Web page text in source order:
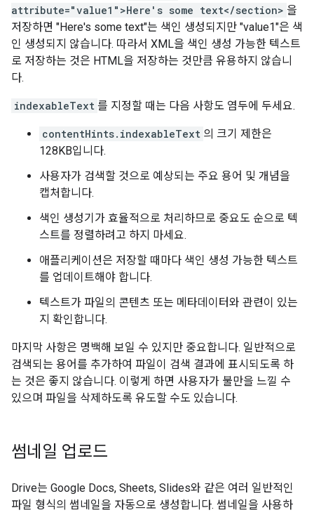
attribute="value1">Here's some text</section> 을
저장하면 "Here's some text"는 색인 생성되지만 "value1"은 색
인 생성되지 않습니다. 따라서 XML을 색인 생성 가능한 텍스트
로 저장하는 것은 HTML을 저장하는 것만큼 유용하지 않습니
다.
indexableText 를 지정할 때는 다음 사항도 염두에 두세요.
contentHints.indexableText 의 크기 제한은
128KB입니다.
사용자가 검색할 것으로 예상되는 주요 용어 및 개념을
캡처합니다.
색인 생성기가 효율적으로 처리하므로 중요도 순으로 텍
스트를 정렬하려고 하지 마세요.
애플리케이션은 저장할 때마다 색인 생성 가능한 텍스트
를 업데이트해야 합니다.
텍스트가 파일의 콘텐츠 또는 메타데이터와 관련이 있는
지 확인합니다.
마지막 사항은 명백해 보일 수 있지만 중요합니다. 일반적으로
검색되는 용어를 추가하여 파일이 검색 결과에 표시되도록 하
는 것은 좋지 않습니다. 이렇게 하면 사용자가 불만을 느낄 수
있으며 파일을 삭제하도록 유도할 수도 있습니다.
썸네일 업로드
Drive는 Google Docs, Sheets, Slides와 같은 여러 일반적인
파일 형식의 썸네일을 자동으로 생성합니다. 썸네일을 사용하